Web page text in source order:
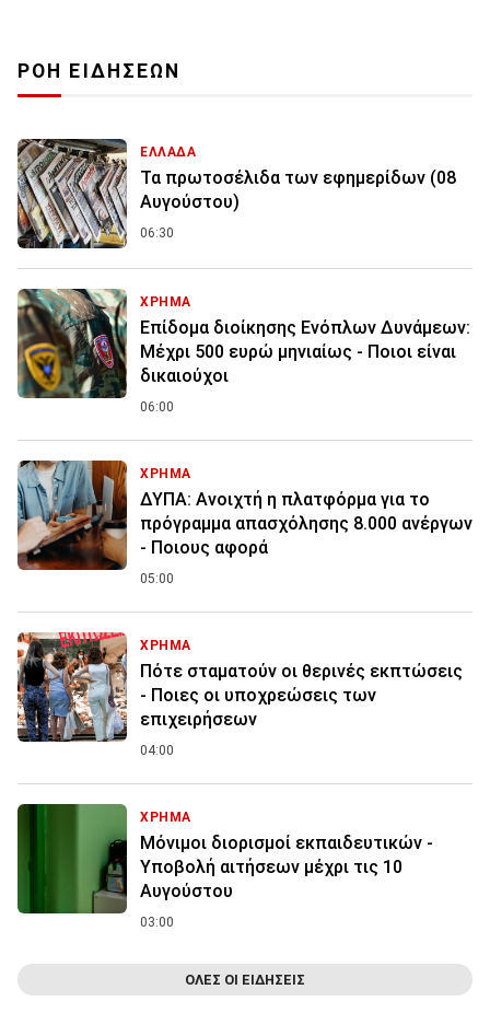
ΡΟΗ ΕΙΔΗΣΕΩΝ
ΕΛΛΑΔΑ
Τα πρωτοσέλιδα των εφημερίδων (08
Αυγούστου)
06:30
ΧΡΗΜΑ
Επίδομα διοίκησης Ενόπλων Δυνάμεων:
Μέχρι 500 ευρώ μηνιαίως - Ποιοι είναι
δικαιούχοι
06:00
ΧΡΗΜΑ
ΔΥΠΑ: Ανοιχτή η πλατφόρμα για το
πρόγραμμα απασχόλησης 8.000 ανέργων
- Ποιους αφορά
05:00
ΧΡΗΜΑ
Πότε σταματούν οι θερινές εκπτώσεις
- Ποιες οι υποχρεώσεις των
επιχειρήσεων
04:00
ΧΡΗΜΑ
Μόνιμοι διορισμοί εκπαιδευτικών -
Υποβολή αιτήσεων μέχρι τις 10
Αυγούστου
03:00
ΟΛΕΣ ΟΙ ΕΙΔΗΣΕΙΣ